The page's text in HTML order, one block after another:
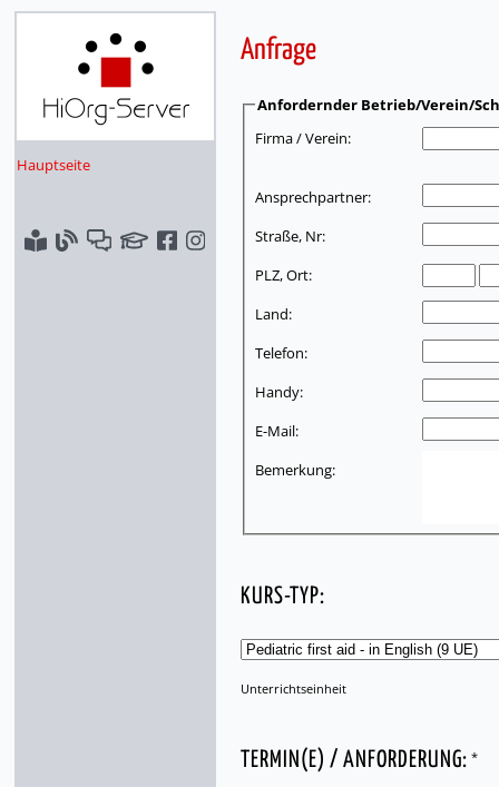
Hauptseite
Anfrage
Anfordernder Betrieb/Verein/
Firma / Verein:
Ansprechpartner:
Straße, Nr:
PLZ, Ort:
Land:
Telefon:
Handy:
E-Mail:
Bemerkung:
KURS-TYP:
Unterrichtseinheit
TERMIN(E) / ANFORDERUNG: *